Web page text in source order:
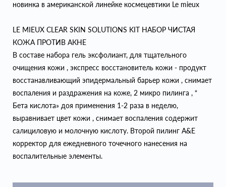
новинка в американской линейке космецевтики Le mieux
LE MIEUX CLEAR SKIN SOLUTIONS KIT НАБОР ЧИСТАЯ
КОЖА ПРОТИВ АКНЕ
В составе набора гель эксфолиант, для тщательного
очищения кожи , экспресс восстановитель кожи - продукт
восстанавливающий эпидермальный барьер кожи , снимает
воспаления и раздражения на коже, 2 микро пилинга , “
Бета кислота» доя применения 1-2 раза в неделю,
выравнивает цвет кожи , снимает воспаления содержит
салициловую и молочную кислоту. Второй пилинг A&E
корректор для ежедневного точечного нанесения на
воспалительные элементы.